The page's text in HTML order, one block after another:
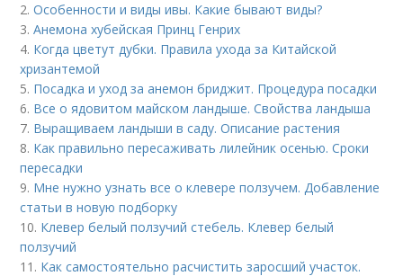
2.Особенности и виды ивы. Какие бывают виды?
3.Анемона хубейская Принц Генрих
4. Когда цветут дубки. Правила ухода за Китайской
хризантемой
5. Посадка и уход за анемон бриджит. Процедура посадки
6. Все о ядовитом майском ландыше. Свойства ландыша
7. Выращиваем ландыши в саду. Описание растения
8. Как правильно пересаживать лилейник осенью. Сроки
пересадки
9. Мне нужно узнать все о клевере ползучем. Добавление
статьи в новую подборку
10. Клевер белый ползучий стебель. Клевер белый
ползучий
11. Как самостоятельно расчистить заросший участок.